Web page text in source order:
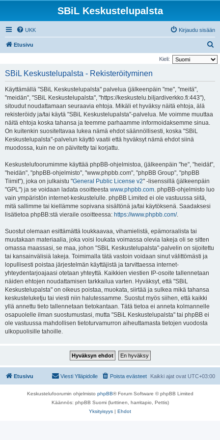
SBiL Keskustelupalsta
UKK Kirjaudu sisään
Etusivu
t
Kieli:
SBiL Keskustelupalsta - Rekisteröityminen
Käyttämällä "SBiL Keskustelupalsta" palvelua (jälkeenpäin "me", "meitä",
"meidän", "SBiL Keskustelupalsta", "https://keskustelu.biljardiverkko.fi:443"),
sitoudut noudattamaan seuraavia ehtoja. Mikäli et hyväksy näitä ehtoja, älä
rekisteröidy ja/tai käytä "SBiL Keskustelupalsta"-palvelua. Me voimme muuttaa
näitä ehtoja koska tahansa ja teemme parhaamme informoidaksemme sinua.
On kuitenkin suositeltavaa lukea nämä ehdot säännöllisesti, koska "SBiL
Keskustelupalsta"-palvelun käyttö vaatii että hyväksyt nämä ehdot siinä
muodossa, kuin ne on päivitetty tai korjattu.
Keskustelufoorumimme käyttää phpBB-ohjelmistoa, (jälkeenpäin "he", "heidät",
"heidän", "phpBB-ohjelmisto", "www.phpbb.com", "phpBB Group", "phpBB
Tiimit"), joka on julkaistu "General Public License v2" -lisenssillä (jälkeenpäin
"GPL") ja se voidaan ladata osoitteesta www.phpbb.com. phpBB-ohjelmisto luo
vain ympäristön internet-keskustelulle. phpBB Limited ei ole vastuussa siitä,
mitä sallimme tai kiellämme sopivana sisältönä ja/tai käytöksenä. Saadaksesi
lisätietoa phpBB:stä vieraile osoitteessa: https://www.phpbb.com/.
Suostut olemaan esittämättä loukkaavaa, vihamielistä, epämoraalista tai
muutakaan materiaalia, joka voisi loukata voimassa olevia lakeja oli se sitten
omassa maassasi, se maa, johon "SBiL Keskustelupalsta"-palvelin on sijoitettu
tai kansainvälisiä lakeja. Toimimalla tätä vastoin voidaan sinut välittömästi ja
lopullisesti poistaa järjestelmän käyttäjistä ja tarvittaessa internet-
yhteydentarjoajaasi otetaan yhteyttä. Kaikkien viestien IP-osoite tallennetaan
näiden ehtojen noudattamisen tarkkailua varten. Hyväksyt, että "SBiL
Keskustelupalsta" on oikeus poistaa, muokata, siirtää ja sulkea mikä tahansa
keskusteluketju tai viesti niin halutessamme. Suostut myös siihen, että kaikki
yllä annettu tieto tallennetaan tietokantaan. Tätä tietoa ei anneta kolmannelle
osapuolelle ilman suostumustasi, mutta "SBiL Keskustelupalsta" tai phpBB ei
ole vastuussa mahdollisen tietoturvamurron aiheuttamasta tietojen vuodosta
ulkopuolisille tahoille.
Etusivu Kaikki ajat ovat UTC+03:00
Poista evästeet
Viesti Ylläpidolle
Keskustelufoorumin ohjelmisto phpBB® Forum Software © phpBB Limited
Käännös: phpBB Suomi (lurttinen, harritapio, Pettis)
Yksityisyys | Ehdot